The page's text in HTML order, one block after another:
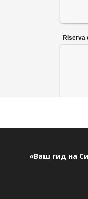
Riserva
Piazza
«Ваш гид на